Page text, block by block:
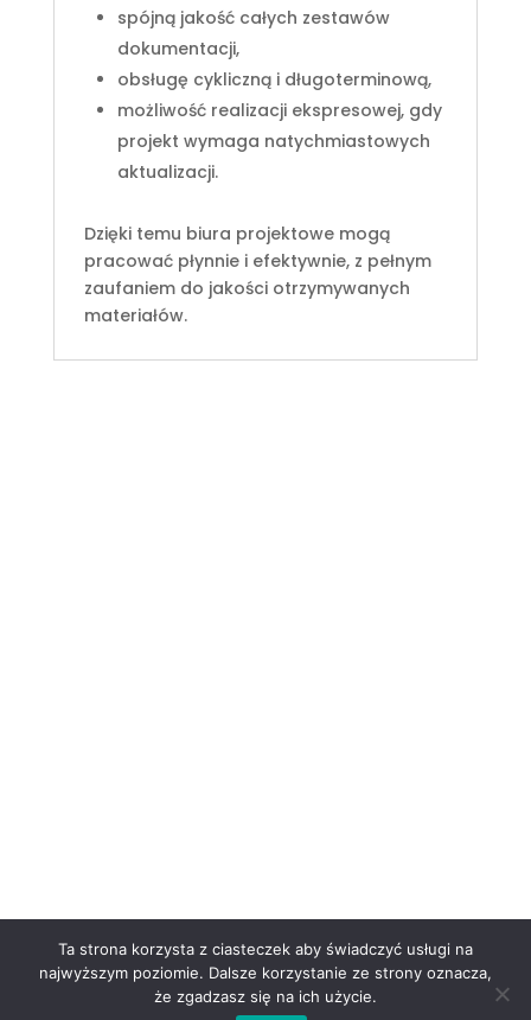
spójną jakość całych zestawów
dokumentacji,
obsługę cykliczną i długoterminową,
możliwość realizacji ekspresowej, gdy
projekt wymaga natychmiastowych
aktualizacji.
Dzięki temu biura projektowe mogą
pracować płynnie i efektywnie, z pełnym
zaufaniem do jakości otrzymywanych
materiałów.
Ta strona korzysta z ciasteczek aby świadczyć usługi na
najwyższym poziomie. Dalsze korzystanie ze strony oznacza,
że zgadzasz się na ich użycie.